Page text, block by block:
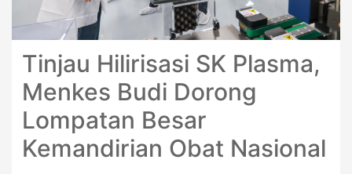
Tinjau Hilirisasi SK Plasma,
Menkes Budi Dorong
Lompatan Besar
Kemandirian Obat Nasional